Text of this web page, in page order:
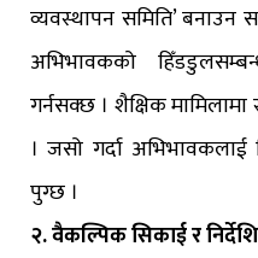
व्यवस्थापन समिति’ बनाउन
अभिभावकको
गर्नसक्छ । शैक्षिक
। जसो गर्दा अभिभावकलाई
पुग्छ ।
२. वैकल्पिक सिकाई र